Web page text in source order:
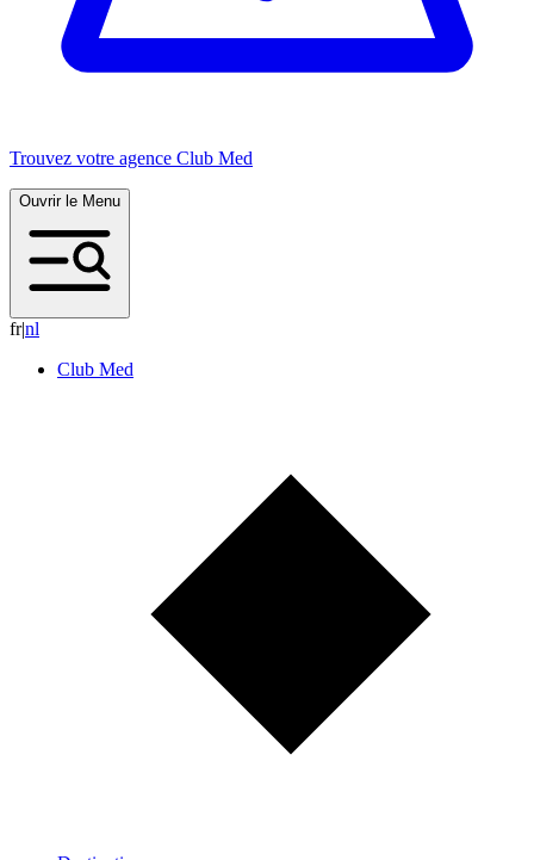
Trouvez votre agence Club Med
Ouvrir le Menu
fr|nl
Club Med